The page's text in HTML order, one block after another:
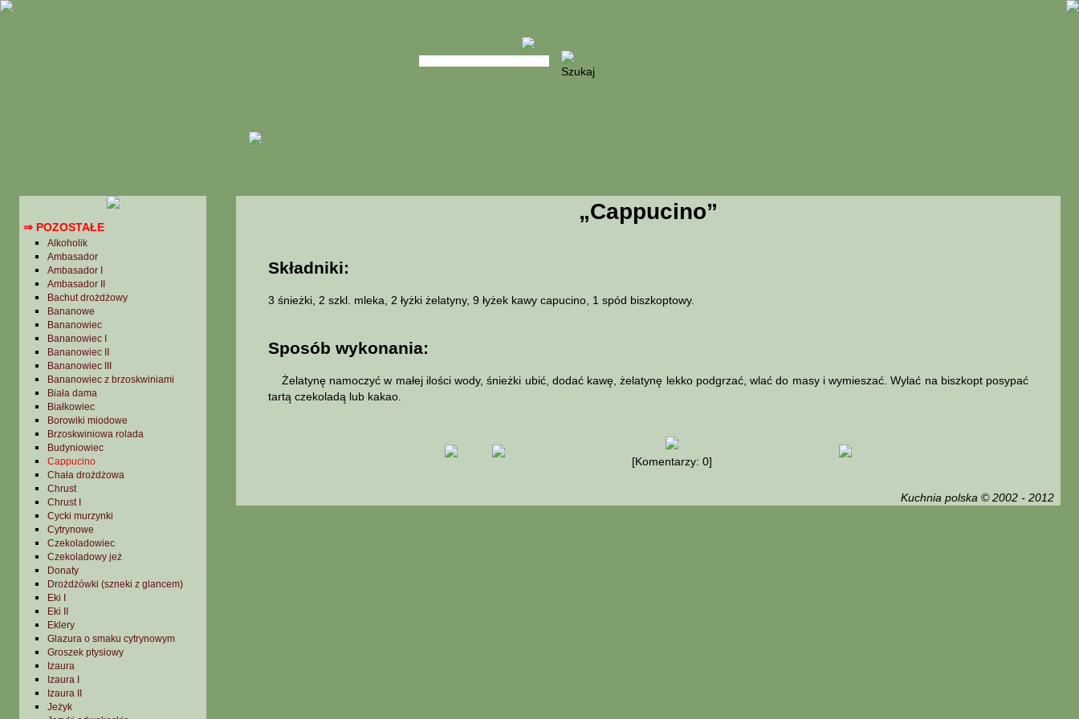
→ Pierniki
⇒ POZOSTAŁE
Alkoholik
Ambasador
Ambasador I
Ambasador II
Bachut drożdżowy
Bananowe
Bananowiec
Bananowiec I
Bananowiec II
Bananowiec III
Bananowiec z brzoskwiniami
Biała dama
Białkowiec
Borowiki miodowe
Brzoskwiniowa rolada
Budyniowiec
Cappucino
Chała drożdżowa
Chrust
Chrust I
Cycki murzynki
Cytrynowe
Czekoladowiec
Czekoladowy jeż
Donaty
Drożdżówki (szneki z glancem)
Eki I
Eki II
Eklery
Glazura o smaku cytrynowym
Groszek ptysiowy
Izaura
Izaura I
Izaura II
Jeżyk
„Cappucino”
Składniki:
3 śnieżki, 2 szkl. mleka, 2 łyżki żelatyny, 9 łyżek kawy capucino, 1 spód biszkoptowy.
Sposób wykonania:
Żelatynę namoczyć w małej ilości wody, śnieżki ubić, dodać kawę, żelatynę lekko podgrzać, wlać do masy i wymieszać. Wylać na biszkopt posypać
tartą czekoladą lub kakao.
[Komentarzy: 0]
Kuchnia polska © 2002 - 2012